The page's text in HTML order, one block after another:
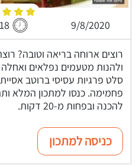
9/8/2020 18 דקות
רוצים ארוחה בריאה וטובה?
ולהנות מטעמים נפלאים
סלט פרגיות עסיסי ברוטב
פחמימה. כנסו למתכון המלא
להכנה ובפחות מ-20 דקות.
כניסה למתכון